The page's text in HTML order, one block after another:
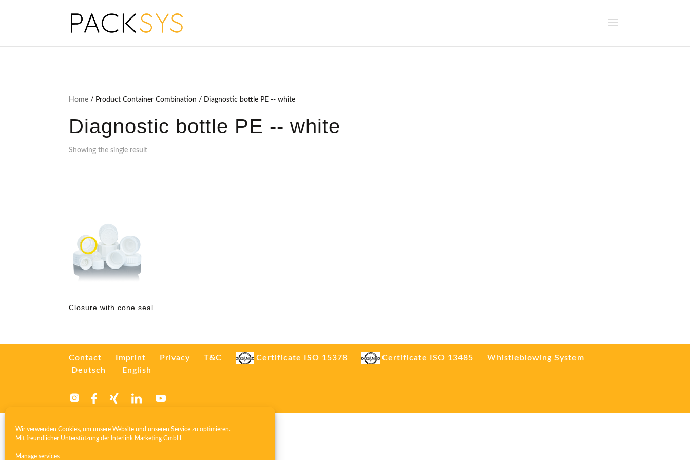
Wir verwenden Cookies, um unsere Website und unseren Service zu optimieren.
Mit freundlicher Unterstützung der Interlink Marketing GmbH
Manage services
Home / Product Container Combination / Diagnostic bottle PE -- white
Diagnostic bottle PE -- white
Showing the single result
Closure with cone seal
Contact Imprint Privacy T&C Certificate ISO 15378 Certificate ISO 13485
Whistleblowing System
Deutsch
English